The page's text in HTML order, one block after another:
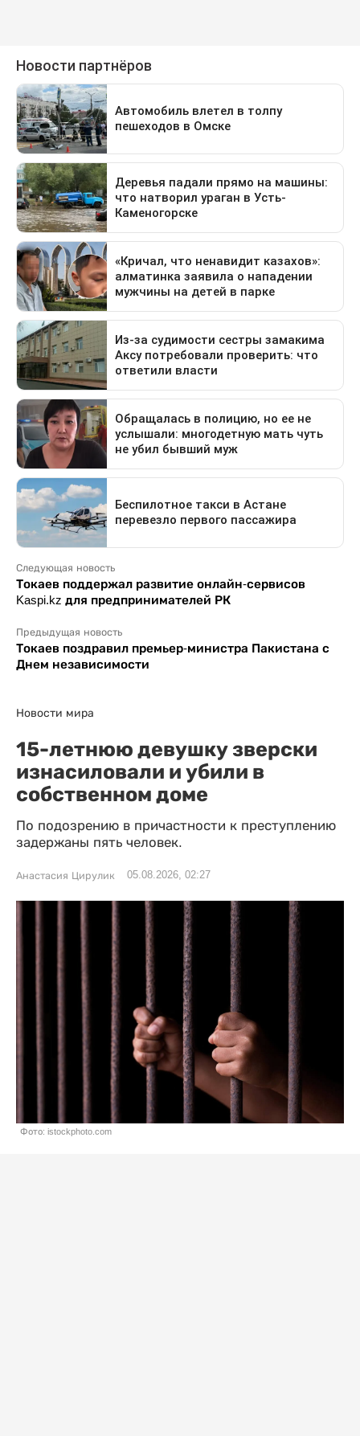
Следующая новость
Токаев поддержал развитие онлайн-сервисов
Kaspi.kz для предпринимателей РК
Предыдущая новость
Токаев поздравил премьер-министра Пакистана с
Днем независимости
Новости мира
15-летнюю девушку зверски
изнасиловали и убили в
собственном доме
По подозрению в причастности к преступлению
задержаны пять человек.
Анастасия Цирулик 05.08.2026, 02:27
Фото: istockphoto.com